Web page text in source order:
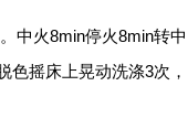
中火8min停火8min转中
摇床上晃动洗涤3次，